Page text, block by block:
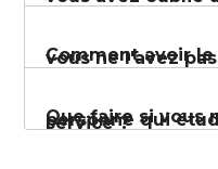
vous ne l'avez
service ?
Comment avoir
personne qui
Que faire si vous